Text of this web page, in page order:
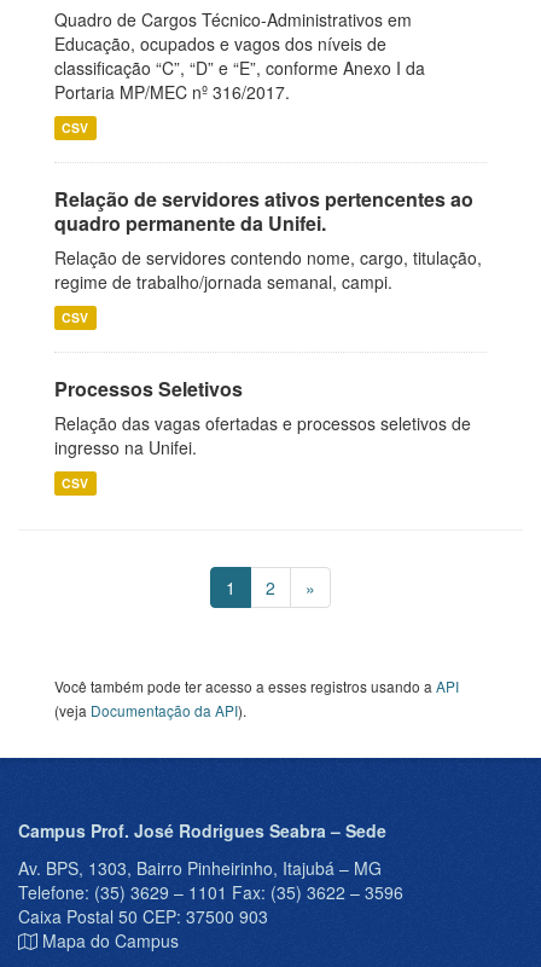
Quadro de Cargos Técnico-Administrativos em
Educação, ocupados e vagos dos níveis de
classificação “C”, “D” e “E”, conforme Anexo I da
Portaria MP/MEC nº 316/2017.
CSV
Relação de servidores ativos pertencentes ao
quadro permanente da Unifei.
Relação de servidores contendo nome, cargo, titulação,
regime de trabalho/jornada semanal, campi.
CSV
Processos Seletivos
Relação das vagas ofertadas e processos seletivos de
ingresso na Unifei.
CSV
1 2 »
Você também pode ter acesso a esses registros usando a API
(veja Documentação da API).
Campus Prof. José Rodrigues Seabra – Sede
Av. BPS, 1303, Bairro Pinheirinho, Itajubá – MG
Telefone: (35) 3629 – 1101 Fax: (35) 3622 – 3596
Caixa Postal 50 CEP: 37500 903
Mapa do Campus